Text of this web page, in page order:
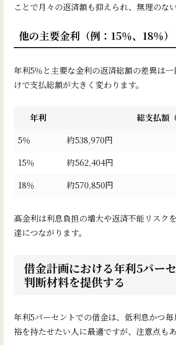
ことで月々の返済額も抑えられ、無理のな
他の主要金利（例：15％、18％
年利5％と主要な金利の返済総額の差異は
けで支払総額が大きく変わります。
年利 総支払額
5％
約538,970円
15％
約562,404円
18％
約570,850円
高金利は利息負担の増大や返済不能リスク
達につながります。
借金計画における年利5パー
判断材料を提供する
年利5パーセントでの借金は、低利息かつ
裕を持たせたい人に最適ですが、注意点もあ